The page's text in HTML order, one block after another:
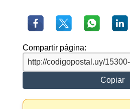
Compartir página:
Copiar